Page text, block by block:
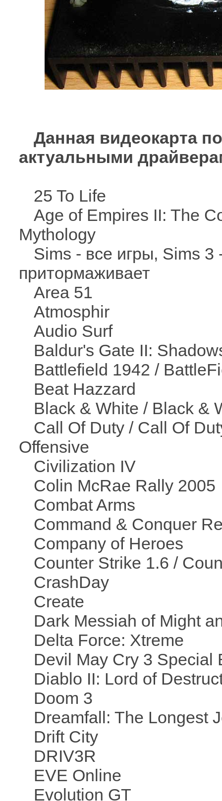
Данная видеокарта
актуальными
25 To Life
Age of Empires II: The
Mythology
Sims - все игры, Sims 3
притормаживает
Area 51
Atmosphir
Audio Surf
Baldur's Gate II:
Battlefield 1942 /
Beat Hazzard
Black & White / Black &
Call Of Duty / Call Of
Offensive
Civilization IV
Colin McRae Rally 2005
Combat Arms
Command & Conquer
Company of Heroes
Counter Strike 1.6 /
CrashDay
Create
Dark Messiah of Might
Delta Force: Xtreme
Devil May Cry 3 Special
Diablo II: Lord of
Doom 3
Dreamfall: The Longest
Drift City
DRIV3R
EVE Online
Evolution GT